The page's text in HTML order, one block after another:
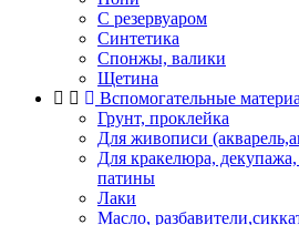
С резервуаром
Синтетика
Спонжы, валики
Щетина
Вспомогательные
Грунт, проклейка
Для живописи
Для кракелюра,
патины
Лаки
Масло,